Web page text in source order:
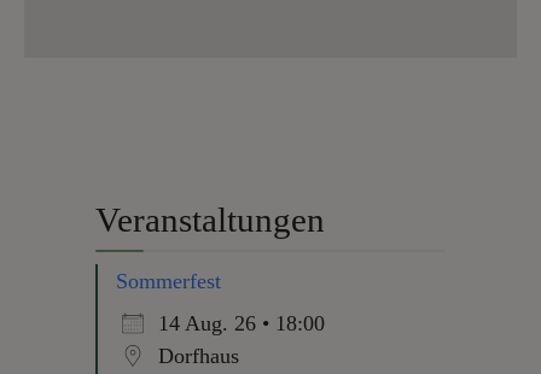
Veranstaltungen
Sommerfest
14 Aug. 26 • 18:00
Dorfhaus